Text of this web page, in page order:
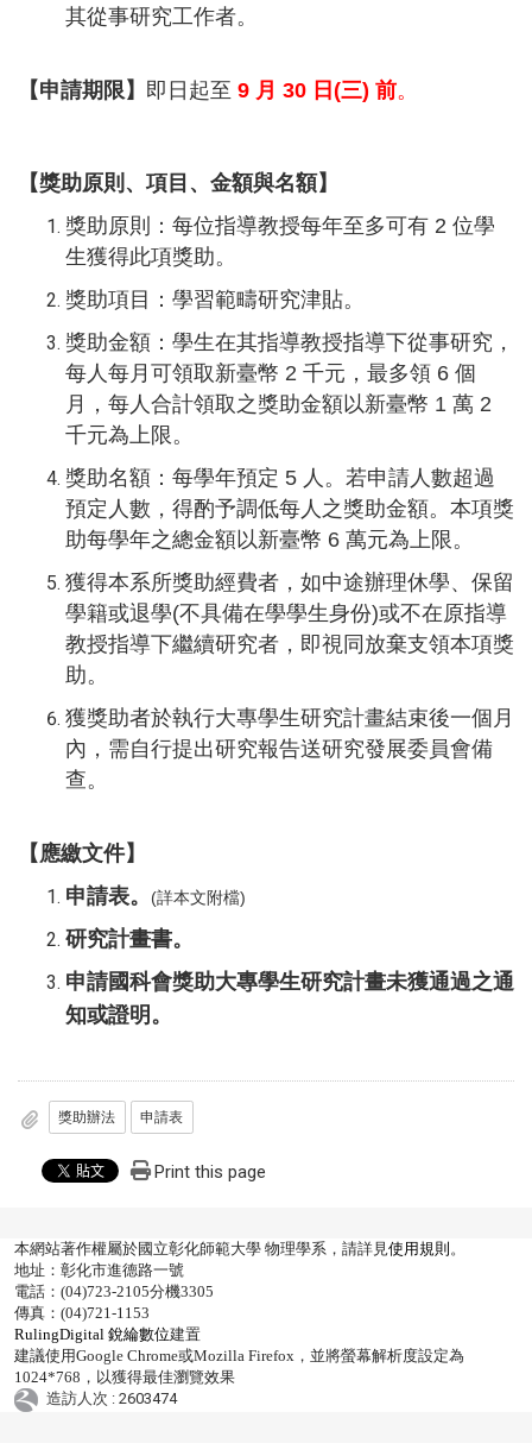
其從事研究工作者。
【申請期限】 即日起至 9 月 30 日(三) 前。
【獎助原則、項目、金額與名額】
獎助原則：每位指導教授每年至多可有 2 位學
生獲得此項獎助。
獎助項目：學習範疇研究津貼。
獎助金額：學生在其指導教授指導下從事研究，
每人每月可領取新臺幣 2 千元，最多領 6 個
月，每人合計領取之獎助金額以新臺幣 1 萬 2
千元為上限。
獎助名額：每學年預定 5 人。若申請人數超過
預定人數，得酌予調低每人之獎助金額。本項獎
助每學年之總金額以新臺幣 6 萬元為上限。
獲得本系所獎助經費者，如中途辦理休學、保留
學籍或退學(不具備在學學生身份)或不在原指導
教授指導下繼續研究者，即視同放棄支領本項獎
助。
獲獎助者於執行大專學生研究計畫結束後一個月
內，需自行提出研究報告送研究發展委員會備
查。
【應繳文件】
申請表。
(詳本文附檔)
研究計畫書。
申請國科會獎助大專學生研究計畫未獲通過之通
知或證明。
獎助辦法 申請表
Print this page
本網站著作權屬於國立彰化師範大學 物理學系，請詳見使用規則 。
地址：彰化市進德路一號
電話：(04)723-2105分機3305
傳真：(04)721-1153
RulingDigital 銳綸數位建置
建議使用Google Chrome或Mozilla Firefox，並將螢幕解析度設定為
1024*768，以獲得最佳瀏覽效果
造訪人次 : 2603474